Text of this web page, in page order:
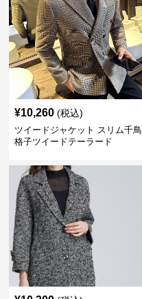
¥10,260 (税込)
ツイードジャケット スリム千鳥
格子ツイードテーラード